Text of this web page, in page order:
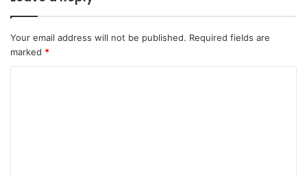
Your email address will not be published. Required fields are
marked *